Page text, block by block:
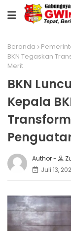
Beranda
BKN Tegaskan
Merit
BKN
Kepala
Juli 13,